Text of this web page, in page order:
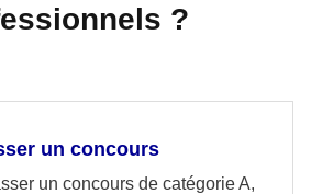
?
un concours
un concours de catégorie A,